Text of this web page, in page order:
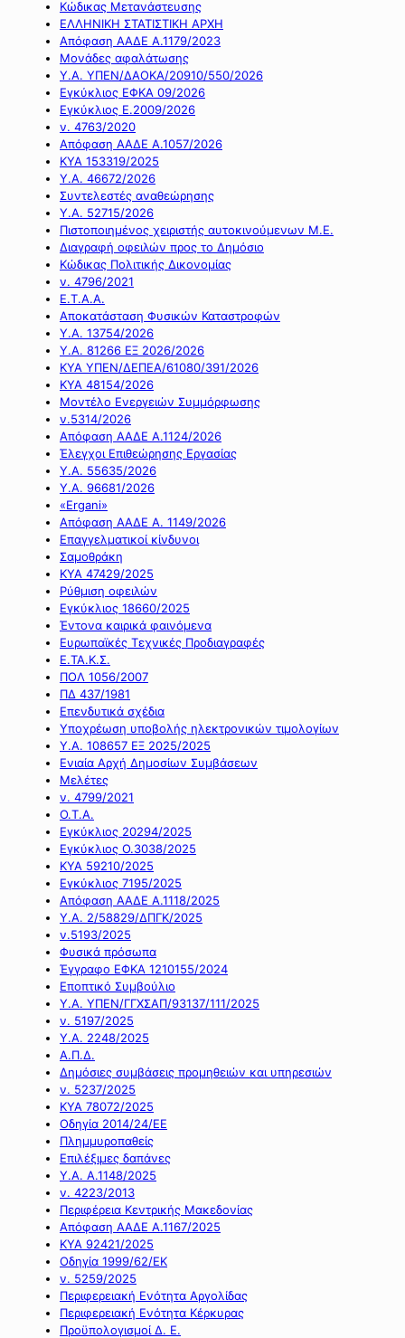
Κώδικας Μετανάστευσης
ΕΛΛΗΝΙΚΗ ΣΤΑΤΙΣΤΙΚΗ ΑΡΧΗ
Απόφαση ΑΑΔΕ Α.1179/2023
Μονάδες αφαλάτωσης
Υ.Α. ΥΠΕΝ/ΔΑΟΚΑ/20910/550/2026
Εγκύκλιος ΕΦΚΑ 09/2026
Εγκύκλιος Ε.2009/2026
ν. 4763/2020
Απόφαση ΑΑΔΕ Α.1057/2026
ΚΥΑ 153319/2025
Υ.Α. 46672/2026
Συντελεστές αναθεώρησης
Υ.Α. 52715/2026
Πιστοποιημένος χειριστής αυτοκινούμενων Μ.Ε.
Διαγραφή οφειλών προς το Δημόσιο
Κώδικας Πολιτικής Δικονομίας
ν. 4796/2021
Ε.Τ.Α.Α.
Αποκατάσταση Φυσικών Καταστροφών
Υ.Α. 13754/2026
Υ.Α. 81266 ΕΞ 2026/2026
ΚΥΑ ΥΠΕΝ/ΔΕΠΕΑ/61080/391/2026
ΚΥΑ 48154/2026
Μοντέλο Ενεργειών Συμμόρφωσης
ν.5314/2026
Απόφαση ΑΑΔΕ Α.1124/2026
Έλεγχοι Επιθεώρησης Εργασίας
Υ.Α. 55635/2026
Υ.Α. 96681/2026
«Ergani»
Απόφαση ΑΑΔΕ Α. 1149/2026
Επαγγελματικοί κίνδυνοι
Σαμοθράκη
ΚΥΑ 47429/2025
Ρύθμιση οφειλών
Εγκύκλιος 18660/2025
Έντονα καιρικά φαινόμενα
Ευρωπαϊκές Τεχνικές Προδιαγραφές
Ε.ΤΑ.Κ.Σ.
ΠΟΛ 1056/2007
ΠΔ 437/1981
Επενδυτικά σχέδια
Υποχρέωση υποβολής ηλεκτρονικών τιμολογίων
Υ.Α. 108657 ΕΞ 2025/2025
Ενιαία Αρχή Δημοσίων Συμβάσεων
Μελέτες
ν. 4799/2021
Ο.Τ.Α.
Εγκύκλιος 20294/2025
Εγκύκλιος Ο.3038/2025
ΚΥΑ 59210/2025
Εγκύκλιος 7195/2025
Απόφαση ΑΑΔΕ Α.1118/2025
Υ.Α. 2/58829/ΔΠΓΚ/2025
ν.5193/2025
Φυσικά πρόσωπα
Έγγραφο ΕΦΚΑ 1210155/2024
Εποπτικό Συμβούλιο
Υ.Α. ΥΠΕΝ/ΓΓΧΣΑΠ/93137/111/2025
ν. 5197/2025
Υ.Α. 2248/2025
Α.Π.Δ.
Δημόσιες συμβάσεις προμηθειών και υπηρεσιών
ν. 5237/2025
ΚΥΑ 78072/2025
Οδηγία 2014/24/ΕΕ
Πλημμυροπαθείς
Επιλέξιμες δαπάνες
Υ.Α. Α.1148/2025
ν. 4223/2013
Περιφέρεια Κεντρικής Μακεδονίας
Απόφαση ΑΑΔΕ Α.1167/2025
ΚΥΑ 92421/2025
Οδηγία 1999/62/ΕΚ
ν. 5259/2025
Περιφερειακή Ενότητα Αργολίδας
Περιφερειακή Ενότητα Κέρκυρας
Προϋπολογισμοί Δ. Ε.